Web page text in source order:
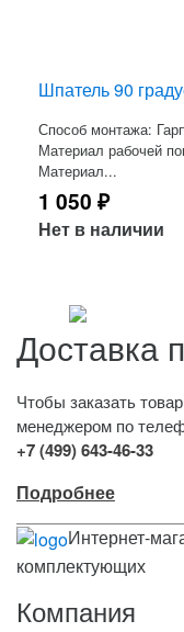
Шпатель 90
Способ монтажа:
Материал рабочей
Материал...
1 050 ₽
Нет в наличии
Доставка
Чтобы заказать
менеджером по
+7 (499) 643-46-33
Подробнее
Интернет-
комплектующих
Компания